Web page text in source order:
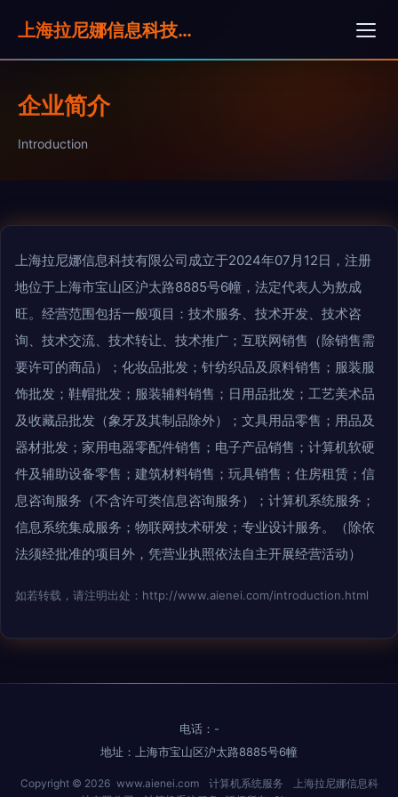
上海拉尼娜信息科技有限公司
企业简介
Introduction
上海拉尼娜信息科技有限公司成立于2024年07月12日，注册
地位于上海市宝山区沪太路8885号6幢，法定代表人为敖成
旺。经营范围包括一般项目：技术服务、技术开发、技术咨
询、技术交流、技术转让、技术推广；互联网销售（除销售需
要许可的商品）；化妆品批发；针纺织品及原料销售；服装服
饰批发；鞋帽批发；服装辅料销售；日用品批发；工艺美术品
及收藏品批发（象牙及其制品除外）；文具用品零售；用品及
器材批发；家用电器零配件销售；电子产品销售；计算机软硬
件及辅助设备零售；建筑材料销售；玩具销售；住房租赁；信
息咨询服务（不含许可类信息咨询服务）；计算机系统服务；
信息系统集成服务；物联网技术研发；专业设计服务。（除依
法须经批准的项目外，凭营业执照依法自主开展经营活动）
如若转载，请注明出处：http://www.aienei.com/introduction.html
电话：-
地址：上海市宝山区沪太路8885号6幢
Copyright © 2026 www.aienei.com 计算机系统服务
上海拉尼娜信息科